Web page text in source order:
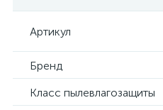
Артикул
Бренд
Класс пылевлагозащиты